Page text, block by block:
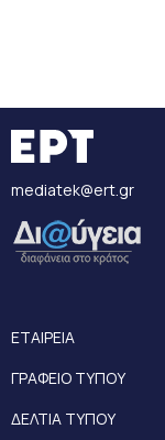
mediatek@ert.gr
ΕΤΑΙΡΕΙΑ
ΓΡΑΦΕΙΟ ΤΥΠΟΥ
ΔΕΛΤΙΑ ΤΥΠΟΥ